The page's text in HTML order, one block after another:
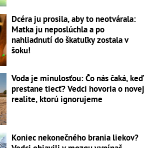
Dcéra ju prosila, aby to neotvárala:
Matka ju neposlúchla a po
nahliadnutí do škatuľky zostala v
šoku!
Voda je minulosťou: Čo nás čaká, keď
prestane tiecť? Vedci hovoria o novej
realite, ktorú ignorujeme
Koniec nekonečného brania liekov?